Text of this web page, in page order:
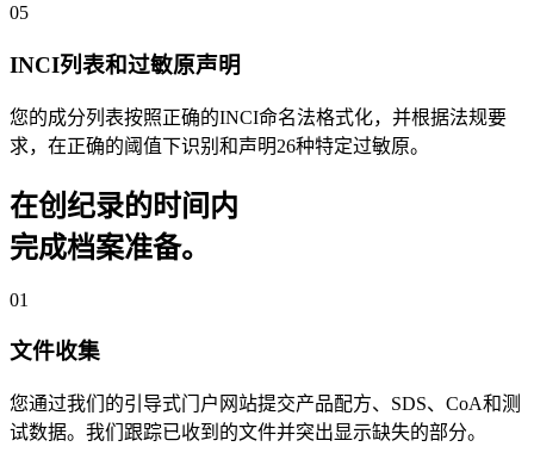
05
INCI列表和过敏原声明
您的成分列表按照正确的INCI命名法格式化，并根据法规要
求，在正确的阈值下识别和声明26种特定过敏原。
在创纪录的时间内
完成档案准备。
01
文件收集
您通过我们的引导式门户网站提交产品配方、SDS、CoA和测
试数据。我们跟踪已收到的文件并突出显示缺失的部分。